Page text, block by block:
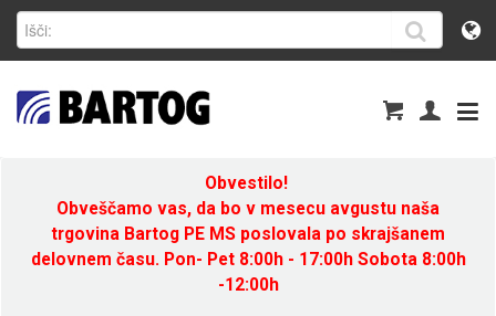
Obvestilo!
Obveščamo vas, da bo v mesecu avgustu naša
trgovina Bartog PE MS poslovala po skrajšanem
delovnem času. Pon- Pet 8:00h - 17:00h Sobota 8:00h
-12:00h